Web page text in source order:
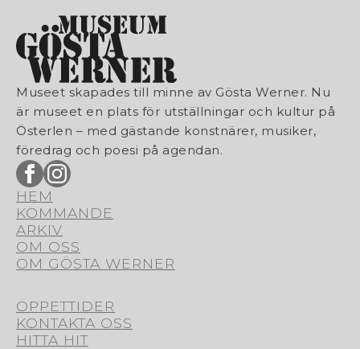
Museet skapades till minne av Gösta Werner. Nu
är museet en plats för utställningar och kultur på
Österlen – med gästande konstnärer, musiker,
föredrag och poesi på agendan.
HEM
KOMMANDE
ARKIV
OM OSS
OM GÖSTA WERNER
ÖPPETTIDER
KONTAKTA OSS
HITTA HIT